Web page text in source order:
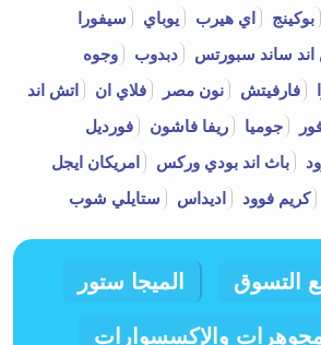
بوكينج اي هيرب يوباي
سيفورا
ساند سبورتس دبدوب
وجوه
فارفيتش نون مصر فلاي ان
اتش اند
جوميا ريفا فاشون
فورديل
باث اند بودي وركس
امريكان ايجل
كريم فوود اديداس ستايلي شوب
التسوق الميجا ستور
والإكسسوارات